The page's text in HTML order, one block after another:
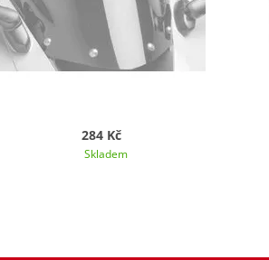
284 Kč
Skladem